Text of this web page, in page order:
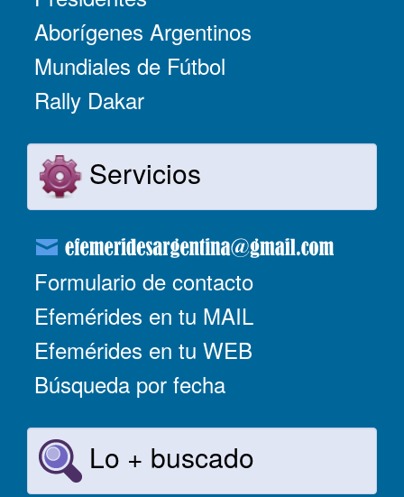
Aborígenes Argentinos
Mundiales de Fútbol
Rally Dakar
Servicios
Formulario de contacto
Efemérides en tu MAIL
Efemérides en tu WEB
Búsqueda por fecha
Lo + buscado